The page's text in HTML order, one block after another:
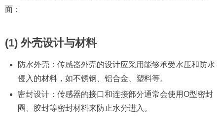
面：
(1) 外壳设计与材料
防水外壳：传感器外壳的设计应采用能够承受水压和防水
侵入的材料，如不锈钢、铝合金、塑料等。
密封设计：传感器的接口和连接部分通常会使用O型密封
圈、胶封等密封材料来防止水分进入。